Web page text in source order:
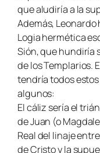
que aludiría a la
Además, Leonardo
Logia hermética
Sión, que hundiría
de los Templarios.
tendría todos
algunos:
El cáliz sería el
de Juan (o
Real del linaje
de Cristo y la